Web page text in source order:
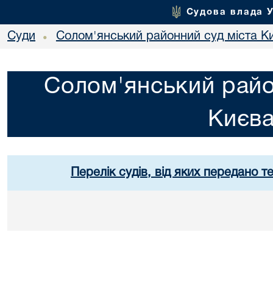
Судова влада
Суди • Солом'янський районний суд міста
Солом'янський
Перелік судів, від яких передано